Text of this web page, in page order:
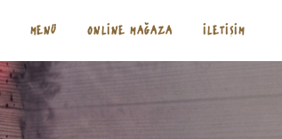
MENÜ ONLINE MAĞAZA İLETIŞIM